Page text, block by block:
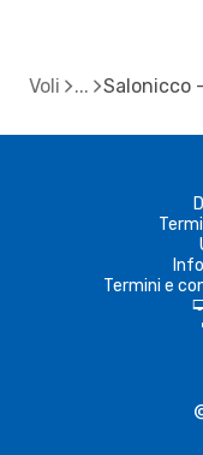
Voli Salonicco
Termini e